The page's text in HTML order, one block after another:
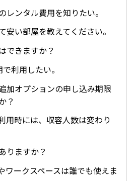
レンタル費用を知りたい。
安い部屋を教えてください。
できますか？
利用したい。
加オプションの申し込み期限
？
用時には、収容人数は変わり
りますか？
ワークスペースは誰でも使えま